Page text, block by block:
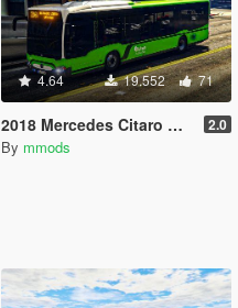
4.64 19.552 71
2018 Mercedes Citaro Bizkaibus and Bilbobus [TEMPLATE] 2.0
By mmods